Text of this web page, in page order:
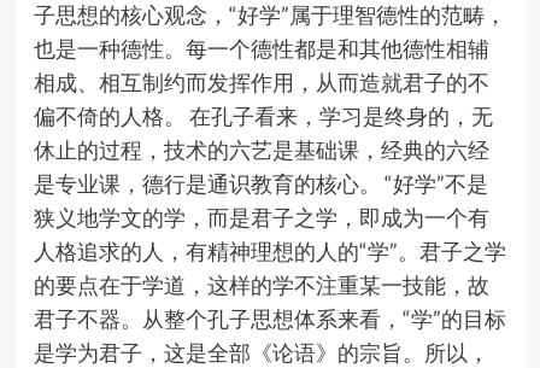
子思想的核心观念，“好学”属于理智德性的范畴，
也是一种德性。每一个德性都是和其他德性相辅
相成、相互制约而发挥作用，从而造就君子的不
偏不倚的人格。 在孔子看来，学习是终身的，无
休止的过程，技术的六艺是基础课，经典的六经
是专业课，德行是通识教育的核心。 “好学”不是
狭义地学文的学，而是君子之学，即成为一个有
人格追求的人，有精神理想的人的“学”。君子之学
的要点在于学道，这样的学不注重某一技能，故
君子不器。从整个孔子思想体系来看，“学”的目标
是学为君子，这是全部《论语》的宗旨。所以，